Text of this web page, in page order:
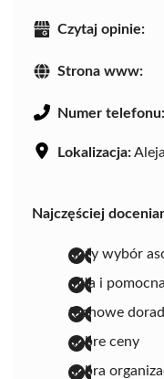
Czytaj opinie:
Strona www:
Numer telefonu:
Lokalizacja:
Najczęściej
duży wybór
miła i
fachowe
dobre ceny
dobra